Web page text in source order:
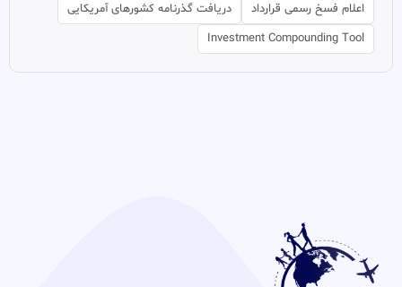
اعلام فسخ رسمی قرارداد
دریافت گذرنامه کشورهای آمریکایی
Investment Compounding Tool